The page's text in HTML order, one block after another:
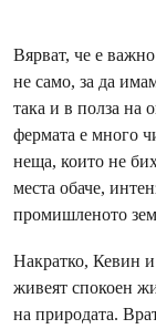
Вярват, че е
не само, за да
така и в полза на
фермата е много
неща, които не
места обаче,
промишленото
Накратко, Кевин
живеят спокоен
на природата.